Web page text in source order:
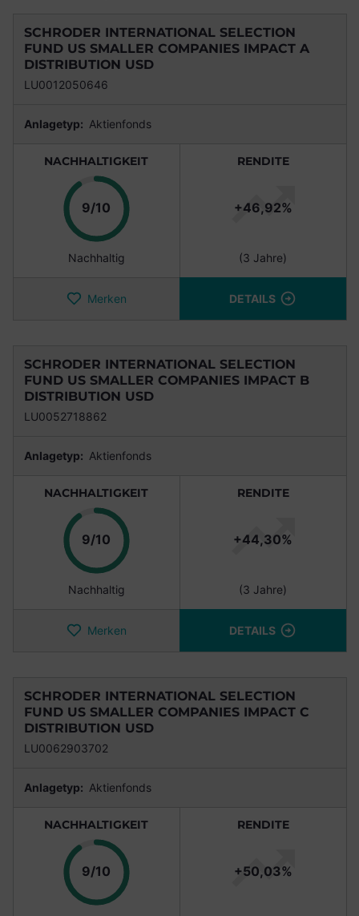
SCHRODER INTERNATIONAL SELECTION
FUND US SMALLER COMPANIES IMPACT A
DISTRIBUTION USD
LU0012050646
Anlagetyp: Aktienfonds
NACHHALTIGKEIT
9/10 Punkte
Nachhaltig
RENDITE
+46,92%
(3 Jahre)
Merken DETAILS
SCHRODER INTERNATIONAL SELECTION
FUND US SMALLER COMPANIES IMPACT B
DISTRIBUTION USD
LU0052718862
Anlagetyp: Aktienfonds
NACHHALTIGKEIT
9/10 Punkte
Nachhaltig
RENDITE
+44,30%
(3 Jahre)
Merken DETAILS
SCHRODER INTERNATIONAL SELECTION
FUND US SMALLER COMPANIES IMPACT C
DISTRIBUTION USD
LU0062903702
Anlagetyp: Aktienfonds
NACHHALTIGKEIT
9/10 Punkte
RENDITE
+50,03%